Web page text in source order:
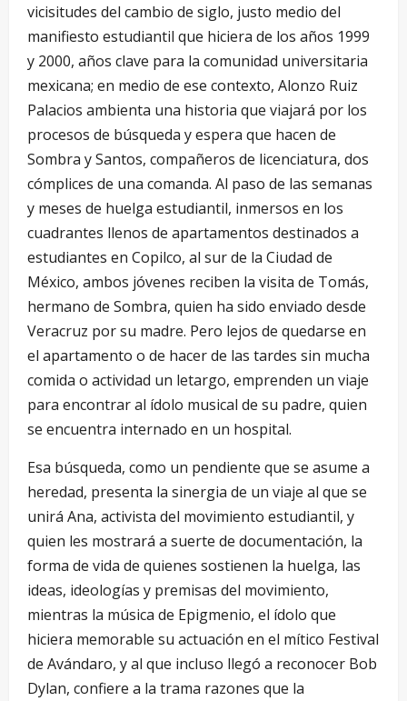
vicisitudes del cambio de siglo, justo medio del
manifiesto estudiantil que hiciera de los años 1999
y 2000, años clave para la comunidad universitaria
mexicana; en medio de ese contexto, Alonzo Ruiz
Palacios ambienta una historia que viajará por los
procesos de búsqueda y espera que hacen de
Sombra y Santos, compañeros de licenciatura, dos
cómplices de una comanda. Al paso de las semanas
y meses de huelga estudiantil, inmersos en los
cuadrantes llenos de apartamentos destinados a
estudiantes en Copilco, al sur de la Ciudad de
México, ambos jóvenes reciben la visita de Tomás,
hermano de Sombra, quien ha sido enviado desde
Veracruz por su madre. Pero lejos de quedarse en
el apartamento o de hacer de las tardes sin mucha
comida o actividad un letargo, emprenden un viaje
para encontrar al ídolo musical de su padre, quien
se encuentra internado en un hospital.
Esa búsqueda, como un pendiente que se asume a
heredad, presenta la sinergia de un viaje al que se
unirá Ana, activista del movimiento estudiantil, y
quien les mostrará a suerte de documentación, la
forma de vida de quienes sostienen la huelga, las
ideas, ideologías y premisas del movimiento,
mientras la música de Epigmenio, el ídolo que
hiciera memorable su actuación en el mítico Festival
de Avándaro, y al que incluso llegó a reconocer Bob
Dylan, confiere a la trama razones que la